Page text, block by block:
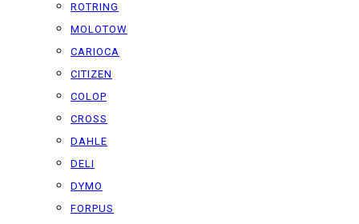
ROTRING
MOLOTOW
CARIOCA
CITIZEN
COLOP
CROSS
DAHLE
DELI
DYMO
FORPUS